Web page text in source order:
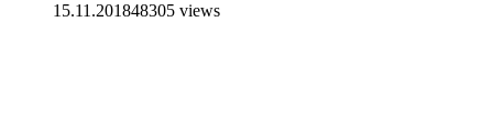
15.11.201848305 views